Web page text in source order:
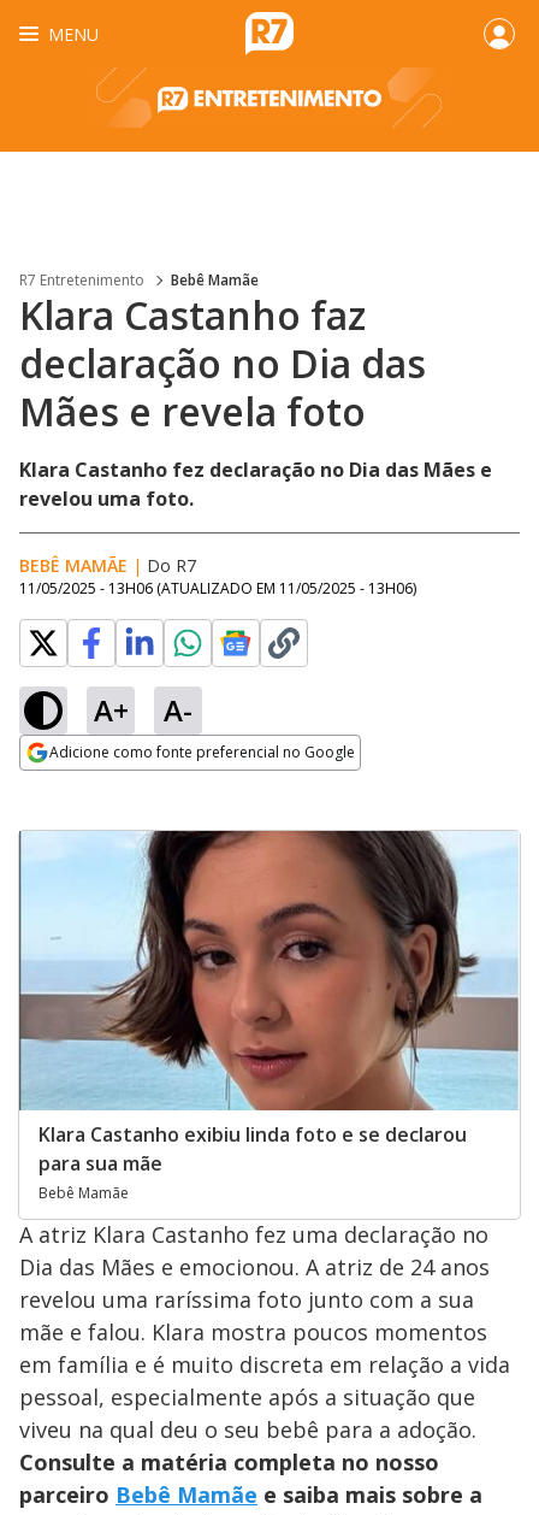
MENU
R7 Entretenimento Bebê Mamãe
Klara Castanho faz
declaração no Dia das
Mães e revela foto
Klara Castanho fez declaração no Dia das Mães e
revelou uma foto.
BEBÊ MAMÃE | Do R7
11/05/2025 - 13H06 (ATUALIZADO EM 11/05/2025 - 13H06)
A+ A-
Adicione como fonte preferencial no Google
Klara Castanho exibiu linda foto e se declarou
para sua mãe
Bebê Mamãe
A atriz Klara Castanho fez uma declaração no
Dia das Mães e emocionou. A atriz de 24 anos
revelou uma raríssima foto junto com a sua
mãe e falou. Klara mostra poucos momentos
em família e é muito discreta em relação a vida
pessoal, especialmente após a situação que
viveu na qual deu o seu bebê para a adoção.
Consulte a matéria completa no nosso
parceiro Bebê Mamãe e saiba mais sobre a